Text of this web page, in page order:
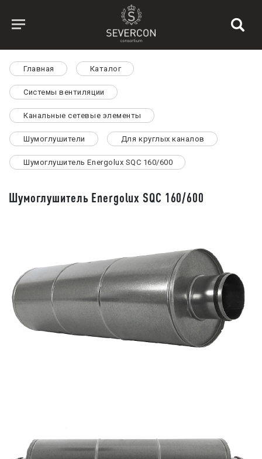
Главная Каталог
Системы вентиляции
Канальные сетевые элементы
Шумоглушители Для круглых каналов
Шумоглушитель Energolux SQC 160/600
Шумоглушитель Energolux SQC 160/600